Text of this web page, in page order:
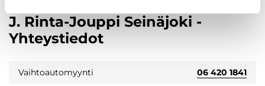
J. Rinta-Jouppi Seinäjoki -
Yhteystiedot
Vaihtoautomyynti 06 420 1841